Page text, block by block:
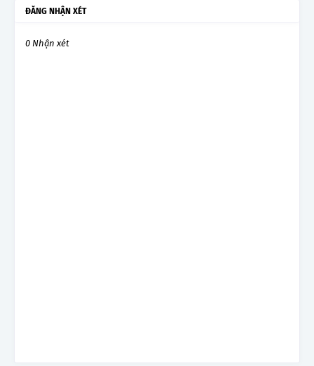
ĐĂNG NHẬN XÉT
0 Nhận xét